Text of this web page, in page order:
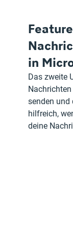
in
Das zweite
senden und
hilfreich,
deine